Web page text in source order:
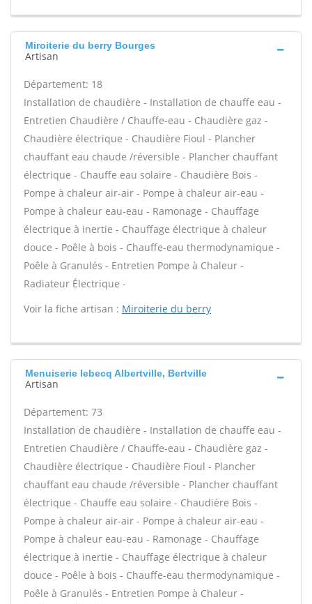
Miroiterie du berry Bourges
Artisan
Département: 18
Installation de chaudière - Installation de chauffe eau -
Entretien Chaudière / Chauffe-eau - Chaudière gaz -
Chaudière électrique - Chaudière Fioul - Plancher
chauffant eau chaude /réversible - Plancher chauffant
électrique - Chauffe eau solaire - Chaudière Bois -
Pompe à chaleur air-air - Pompe à chaleur air-eau -
Pompe à chaleur eau-eau - Ramonage - Chauffage
électrique à inertie - Chauffage électrique à chaleur
douce - Poêle à bois - Chauffe-eau thermodynamique -
Poêle à Granulés - Entretien Pompe à Chaleur -
Radiateur Électrique -
Voir la fiche artisan : Miroiterie du berry
Menuiserie lebecq Albertville, Bertville
Artisan
Département: 73
Installation de chaudière - Installation de chauffe eau -
Entretien Chaudière / Chauffe-eau - Chaudière gaz -
Chaudière électrique - Chaudière Fioul - Plancher
chauffant eau chaude /réversible - Plancher chauffant
électrique - Chauffe eau solaire - Chaudière Bois -
Pompe à chaleur air-air - Pompe à chaleur air-eau -
Pompe à chaleur eau-eau - Ramonage - Chauffage
électrique à inertie - Chauffage électrique à chaleur
douce - Poêle à bois - Chauffe-eau thermodynamique -
Poêle à Granulés - Entretien Pompe à Chaleur -